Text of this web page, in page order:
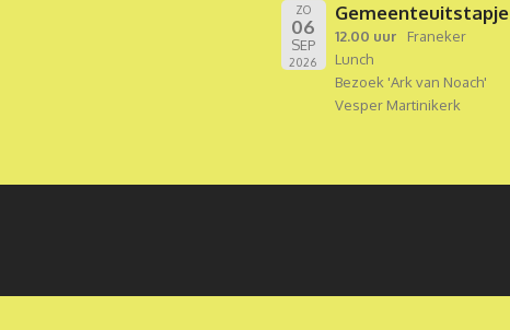
ZO
06
SEP
2026
Gemeenteuitstapje
12.00 uur
Franeker
Lunch
Bezoek 'Ark van Noach'
Vesper Martinikerk